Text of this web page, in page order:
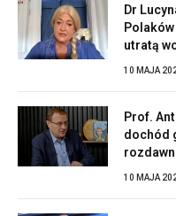
Dr
utratą
10 MAJA
Prof.
dochód
10 MAJA